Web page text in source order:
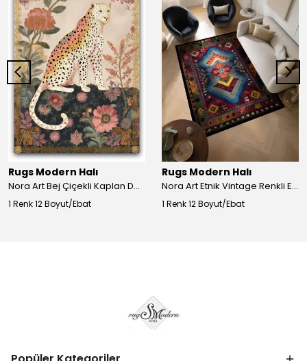
Rugs Modern Halı
Nora Art Bej Çiçekli Kaplan Desenli Dokuma Taban Dekoratif Salon Halısı 61
1 Renk 12 Boyut/Ebat
Rugs Modern Halı
Nora Art Etnik Vintage Renkli Eskitme Dokuma Taban Dekoratif Salon Halısı 63
1 Renk 12 Boyut/Ebat